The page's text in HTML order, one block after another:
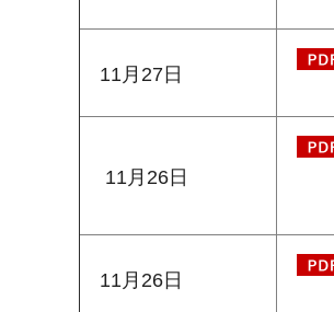
11月27日
11月26日
11月26日